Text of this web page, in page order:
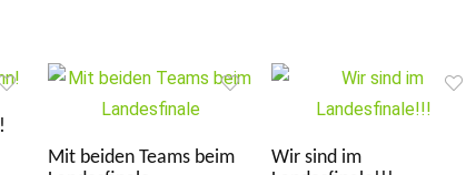
Mit beiden Teams beim
Wir sind im